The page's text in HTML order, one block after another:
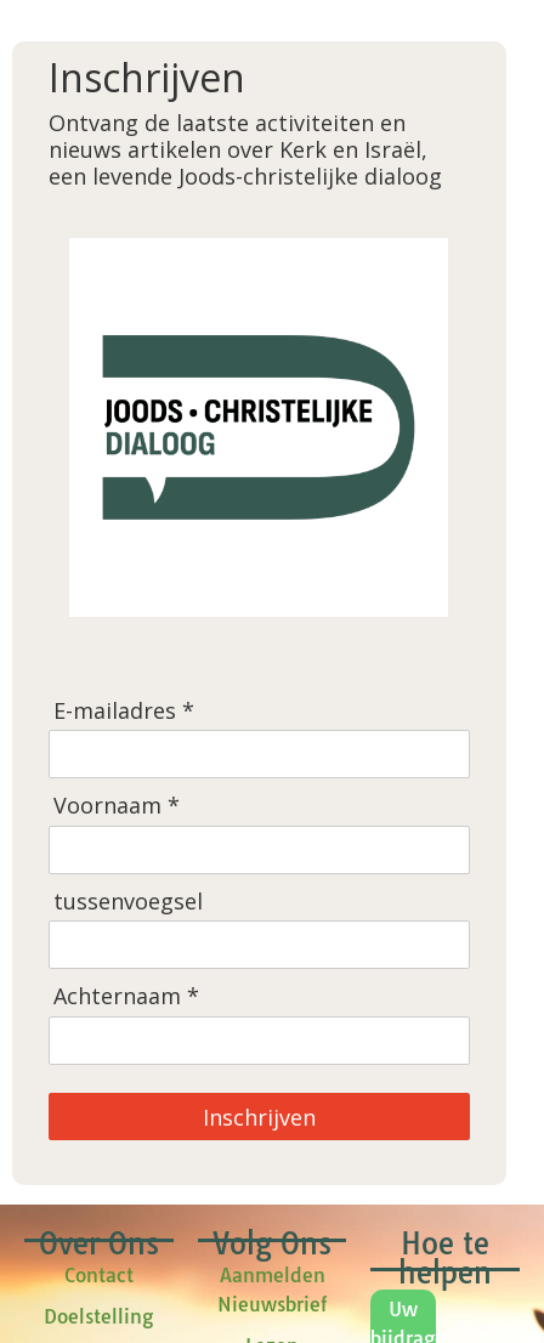
Inschrijven
Ontvang de laatste activiteiten en
nieuws artikelen over Kerk en Israël,
een levende Joods-christelijke dialoog
E-mailadres *
Voornaam *
tussenvoegsel
Achternaam *
Inschrijven
Over Ons
Contact
Doelstelling
Volg Ons
Aanmelden
Nieuwsbrief
Hoe te
helpen
Uw